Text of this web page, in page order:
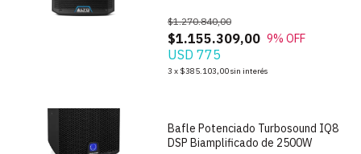
$1.155.309,00
$1.270.840,00
9% OFF
USD 775
3 x $385.103,00sin interés
Bafle Potenciado Turbosound IQ8
DSP Biamplificado de 2500W